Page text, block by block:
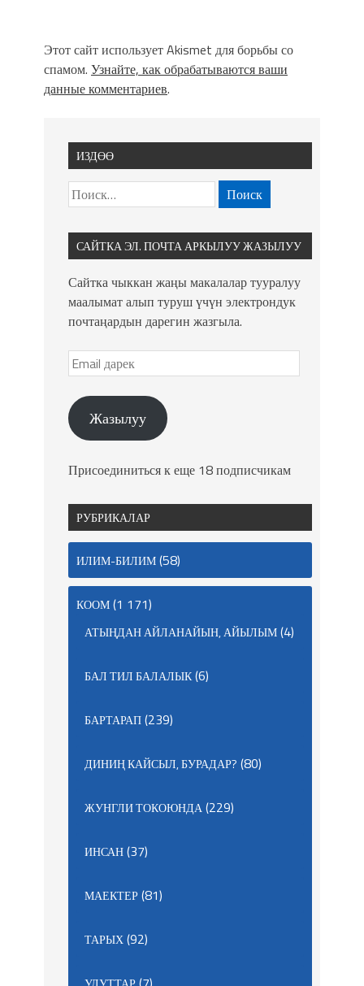
Этот сайт использует Akismet для борьбы со
спамом. Узнайте, как обрабатываются ваши
данные комментариев.
ИЗДӨӨ
САЙТКА ЭЛ. ПОЧТА АРКЫЛУУ ЖАЗЫЛУУ
Сайтка чыккан жаңы макалалар тууралуу
маалымат алып туруш үчүн электрондук
почтаңардын дарегин жазгыла.
Жазылуу
Присоединиться к еще 18 подписчикам
РУБРИКАЛАР
ИЛИМ-БИЛИМ(58)
КООМ(1 171)
АТЫҢДАН АЙЛАНАЙЫН, АЙЫЛЫМ(4)
БАЛ ТИЛ БАЛАЛЫК(6)
БАРТАРАП(239)
ДИНИҢ КАЙСЫЛ, БУРАДАР? (80)
ЖУНГЛИ ТОКОЮНДА(229)
ИНСАН(37)
МАЕКТЕР(81)
ТАРЫХ(92)